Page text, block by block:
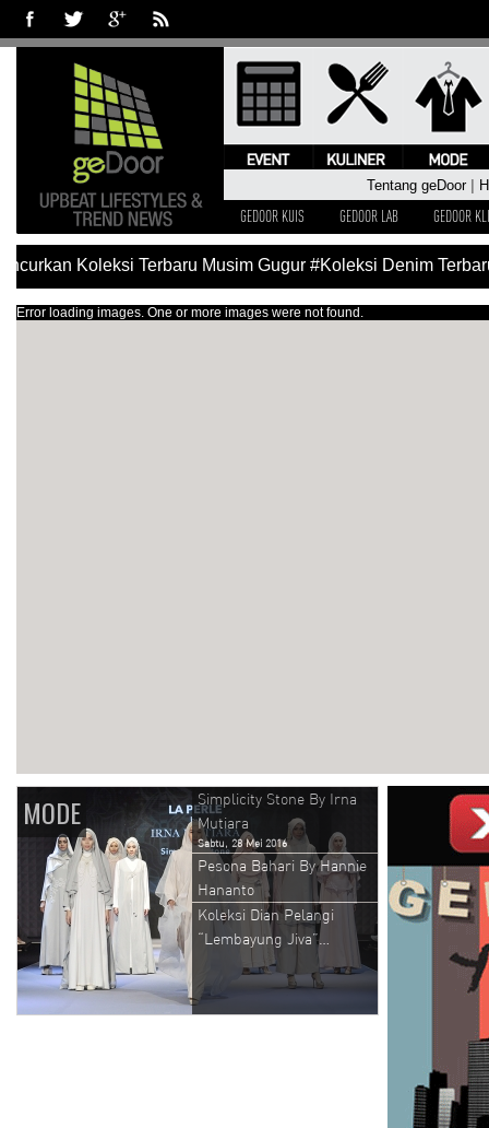
Tentang geDoor|
GEDOOR KUIS GEDOOR LAB GEDOOR
Koleksi Terbaru Musim Gugur #Koleksi Denim Terbaru
Error loading images. One or more images were not found.
MODE
Simplicity Stone By Irna
Mutiara
Sabtu, 28 Mei 2016
Pesona Bahari By Hannie
Hananto
Koleksi Dian Pelangi
“Lembayung Jiva”…